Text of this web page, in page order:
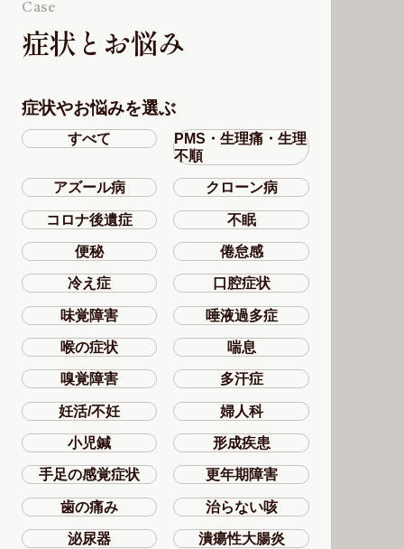
Case
症状とお悩み
症状やお悩みを選ぶ
すべて
PMS・生理痛・生理
不順
アズール病 クローン病
コロナ後遺症 不眠
便秘 倦怠感
冷え症 口腔症状
味覚障害 唾液過多症
喉の症状 喘息
嗅覚障害 多汗症
妊活/不妊 婦人科
小児鍼 形成疾患
手足の感覚症状 更年期障害
歯の痛み 治らない咳
泌尿器 潰瘍性大腸炎